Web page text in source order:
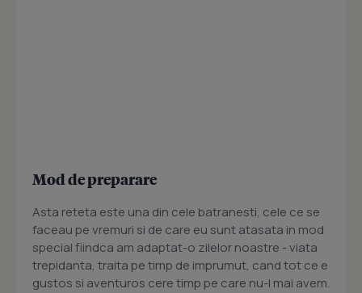
Mod de preparare
Asta reteta este una din cele batranesti, cele ce se
faceau pe vremuri si de care eu sunt atasata in mod
special fiindca am adaptat-o zilelor noastre - viata
trepidanta, traita pe timp de imprumut, cand tot ce e
gustos si aventuros cere timp pe care nu-l mai avem.